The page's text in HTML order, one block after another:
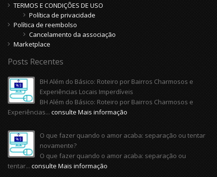
TERMOS E CONDIÇÕES DE USO
Política de privacidade
Política de reembolso
Cancelamento da associação
Marketplace
Posts Recentes
BH Além do Básico: Roteiro por Bairros Charmosos e
Experiências Locais Imperdíveis
BH Além do Básico: Roteiro por Bairros Charmosos e
Experiências... consulte Mais informação
O que fazer quando o amor acaba: separação ou tentar
novamente?
O que fazer quando o amor acaba: separação ou
tentar... consulte Mais informação